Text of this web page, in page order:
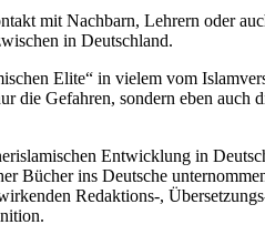
mit Nachbarn, Lehrern oder
in Deutschland.
Elite“ in vielem vom
Gefahren, sondern eben
Entwicklung in
Bücher ins Deutsche
Redaktions-,